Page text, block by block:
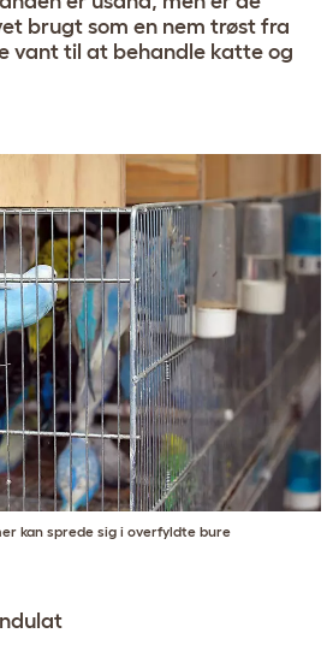
brugt som en nem trøst fra
vant til at behandle katte og
kan sprede sig i overfyldte bure